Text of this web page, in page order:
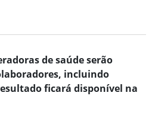
de saúde serão
incluindo
ficará disponível na